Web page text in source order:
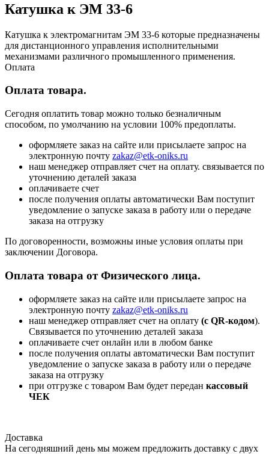
Катушка к ЭМ 33-6
Катушка к электромагнитам ЭМ 33-6 которые предназначены
для дистанционного управления исполнительными
механизмами различного промышленного применения.
Оплата
Оплата товара.
Сегодня оплатить товар можно только безналичным
способом, по умолчанию на условии 100% предоплаты.
оформляете заказ на сайте или присылаете запрос на
электронную почту zakaz@etk-oniks.ru
наш менеджер отправляет счет на оплату. связывается по
уточнению деталей заказа
оплачиваете счет
после получения оплаты автоматически Вам поступит
уведомление о запуске заказа в работу или о передаче
заказа на отгрузку
По договоренности, возможны иные условия оплаты при
заключении Договора.
Оплата товара от Физического лица.
оформляете заказ на сайте или присылаете запрос на
электронную почту zakaz@etk-oniks.ru
наш менеджер отправляет счет на оплату (с QR-кодом).
Связывается по уточнению деталей заказа
оплачиваете счет онлайн или в любом банке
после получения оплаты автоматически Вам поступит
уведомление о запуске заказа в работу или о передаче
заказа на отгрузку
при отгрузке с товаром Вам будет передан кассовый
ЧЕК
Доставка
На сегодняшний день мы можем предложить доставку с двух